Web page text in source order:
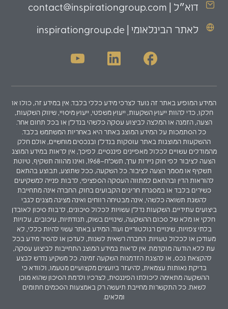
דוא״ל | contact@inspirationgroup.com
לאתר הבינלאומי | inspirationgroup.de
המידע המופיע באתר זה נועד לצרכי מידע כללי בלבד. אין במידע זה, כולו או
חלקו, כדי להוות ייעוץ השקעות, ייעוץ משפטי, ייעוץ מיסויי, שיווק השקעות,
הצעה, הזמנה או המלצה לביצוע עסקה כלשהי בנדל"ן או בכל תחום אחר.
כל הסתמכות על המידע המוצג באתר היא באחריות המשתמש בלבד.
ההשקעות המוצגות באתר עוסקות בנדל"ן ובנכסים מוחשיים, אולם חלק
מהמודלים עשויים לכלול מאפיינים פיננסיים. לפיכך, אין לראות במידע המוצג
הצעה לציבור לפי חוק ניירות ערך, תשכ"ח–1968, ואינו מהווה תשקיף, טיוטת
תשקיף או מסמך הצעה לציבור. כל השקעה, ככל שתוצע, תבוצע בהתאם
להוראות הדין ובהתאם למתווה העסקה הספציפי, לרבות פנייה למשקיעים
כשירים בלבד או במסגרת חריגים הקבועים בחוק. החברה אינה מתחייבת
להשגת תשואה כלשהי, אינה מבטיחה רווחים ואינה מציגה מצגים לגבי
ביצועים עתידיים. השקעות נדל"ן עשויות לכלול סיכונים, לרבות סיכון לאובדן
חלקי או מלא של סכום ההשקעה, שינויים בשוק, תנודתיות, עיכובים, עלויות
בלתי צפויות, שינויים רגולטוריים ועוד. המידע באתר עשוי להיות כללי, לא
מעודכן או לכלול טעויות. החברה רשאית לשנות, לעדכן או להסיר מידע בכל
עת ללא הודעה מוקדמת. אין לראות במידע המוצג התחייבות לביצוע עסקה,
להקצאת נכס, או להצגת הזדמנות השקעה זמינה. כל משקיע נדרש לבצע
בדיקת נאותות עצמאית, להיעזר ביועצים מקצועיים מטעמו, ולוודא כי
ההשקעה מתאימה ליכולתו הפיננסית, לצרכיו ולרמת הסיכון שהוא מוכן
לשאת. כל התקשרות מחייבת תיעשה רק באמצעות הסכמים חתומים
ומלאים.